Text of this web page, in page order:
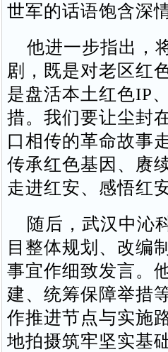
世军的话语饱含深
他进一步指出，
剧，既是对老区红
是盘活本土红色IP
措。我们要让尘封
口相传的革命故事
传承红色基因、赓
走进红安、感悟红
随后，武汉中沁
目整体规划、改编
事宜作细致发言。
建、统筹保障举措
作推进节点与实施
地拍摄筑牢坚实基础